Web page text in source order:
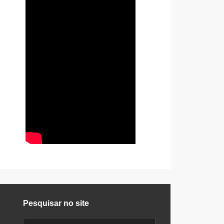
Pesquisar no site